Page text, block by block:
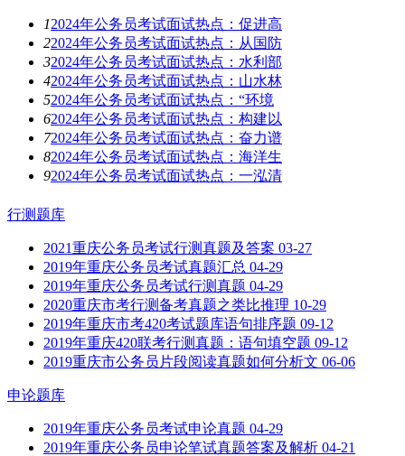
12024年公务员考试面试热点：促进高
22024年公务员考试面试热点：从国防
32024年公务员考试面试热点：水利部
42024年公务员考试面试热点：山水林
52024年公务员考试面试热点：“环境
62024年公务员考试面试热点：构建以
72024年公务员考试面试热点：奋力谱
82024年公务员考试面试热点：海洋生
92024年公务员考试面试热点：一泓清
行测题库
2021重庆公务员考试行测真题及答案 03-27
2019年重庆公务员考试真题汇总 04-29
2019年重庆公务员考试行测真题 04-29
2020重庆市考行测备考真题之类比推理 10-29
2019年重庆市考420考试题库语句排序题 09-12
2019年重庆420联考行测真题：语句填空题 09-12
2019重庆市公务员片段阅读真题如何分析文 06-06
申论题库
2019年重庆公务员考试申论真题 04-29
2019年重庆公务员申论笔试真题答案及解析 04-21